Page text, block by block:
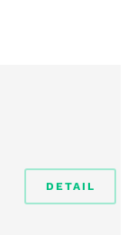
DETAIL